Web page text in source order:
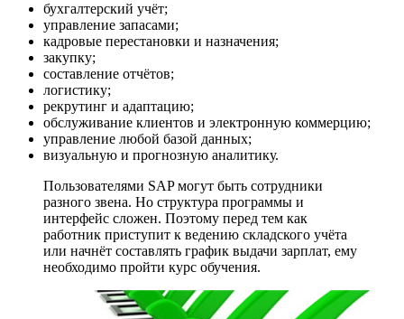
бухгалтерский учёт;
управление запасами;
кадровые перестановки и назначения;
закупку;
составление отчётов;
логистику;
рекрутинг и адаптацию;
обслуживание клиентов и электронную коммерцию;
управление любой базой данных;
визуальную и прогнозную аналитику.
Пользователями SAP могут быть сотрудники
разного звена. Но структура программы и
интерфейс сложен. Поэтому перед тем как
работник приступит к ведению складского учёта
или начнёт составлять график выдачи зарплат, ему
необходимо пройти курс обучения.